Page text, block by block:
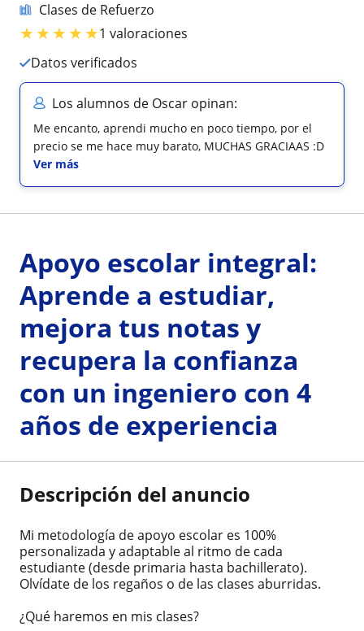
Clases de Refuerzo
★★★★★1 valoraciones
Datos verificados
Los alumnos de Oscar opinan:
Me encanto, aprendi mucho en poco tiempo, por el
precio se me hace muy barato, MUCHAS GRACIAAS :D
Ver más
Apoyo escolar integral:
Aprende a estudiar,
mejora tus notas y
recupera la confianza
con un ingeniero con 4
años de experiencia
Descripción del anuncio
Mi metodología de apoyo escolar es 100%
personalizada y adaptable al ritmo de cada
estudiante (desde primaria hasta bachillerato).
Olvídate de los regaños o de las clases aburridas.
¿Qué haremos en mis clases?